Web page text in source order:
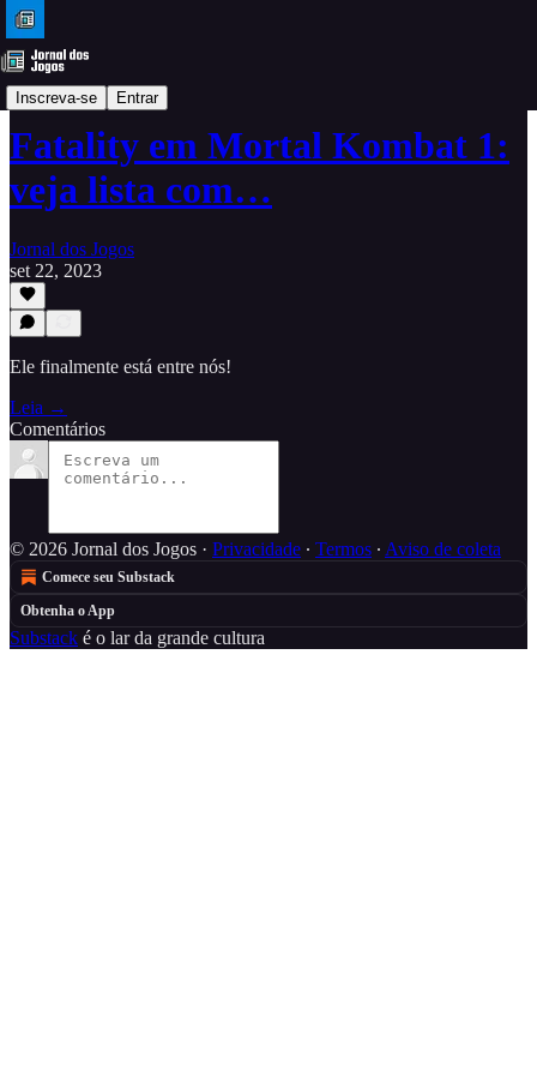
Inscreva-se Entrar
Dicas
Fatality em Mortal Kombat 1:
veja lista com…
Jornal dos Jogos
set 22, 2023
Ele finalmente está entre nós!
Leia →
Comentários
© 2026 Jornal dos Jogos · Privacidade ∙ Termos ∙ Aviso de coleta
Comece seu Substack
Obtenha o App
Substack é o lar da grande cultura